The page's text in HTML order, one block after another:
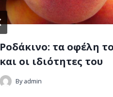
Ροδάκινο: τα οφέλη
και οι ιδιότητες του
By admin